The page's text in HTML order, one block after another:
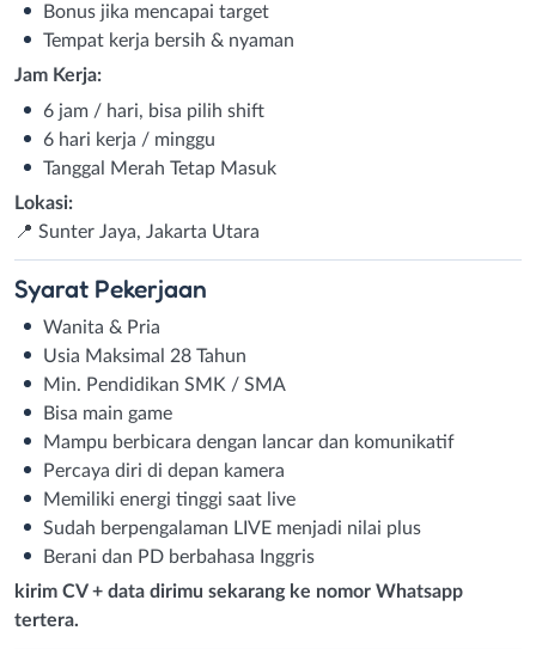
Bonus jika mencapai target
Tempat kerja bersih & nyaman
Jam Kerja:
6 jam / hari, bisa pilih shift
6 hari kerja / minggu
Tanggal Merah Tetap Masuk
Lokasi:
📍 Sunter Jaya, Jakarta Utara
Syarat Pekerjaan
Wanita & Pria
Usia Maksimal 28 Tahun
Min. Pendidikan SMK / SMA
Bisa main game
Mampu berbicara dengan lancar dan komunikatif
Percaya diri di depan kamera
Memiliki energi tinggi saat live
Sudah berpengalaman LIVE menjadi nilai plus
Berani dan PD berbahasa Inggris
kirim CV + data dirimu sekarang ke nomor Whatsapp
tertera.